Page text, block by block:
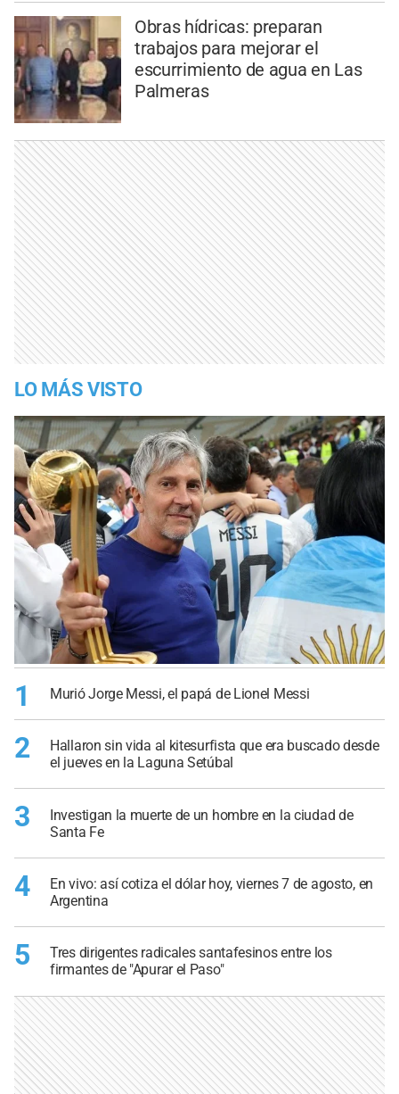
Obras hídricas: preparan
trabajos para mejorar el
escurrimiento de agua en Las
Palmeras
LO MÁS VISTO
1 Murió Jorge Messi, el papá de Lionel Messi
2
Hallaron sin vida al kitesurfista que era buscado desde
el jueves en la Laguna Setúbal
3
Investigan la muerte de un hombre en la ciudad de
Santa Fe
4
En vivo: así cotiza el dólar hoy, viernes 7 de agosto, en
Argentina
5
Tres dirigentes radicales santafesinos entre los
firmantes de "Apurar el Paso"